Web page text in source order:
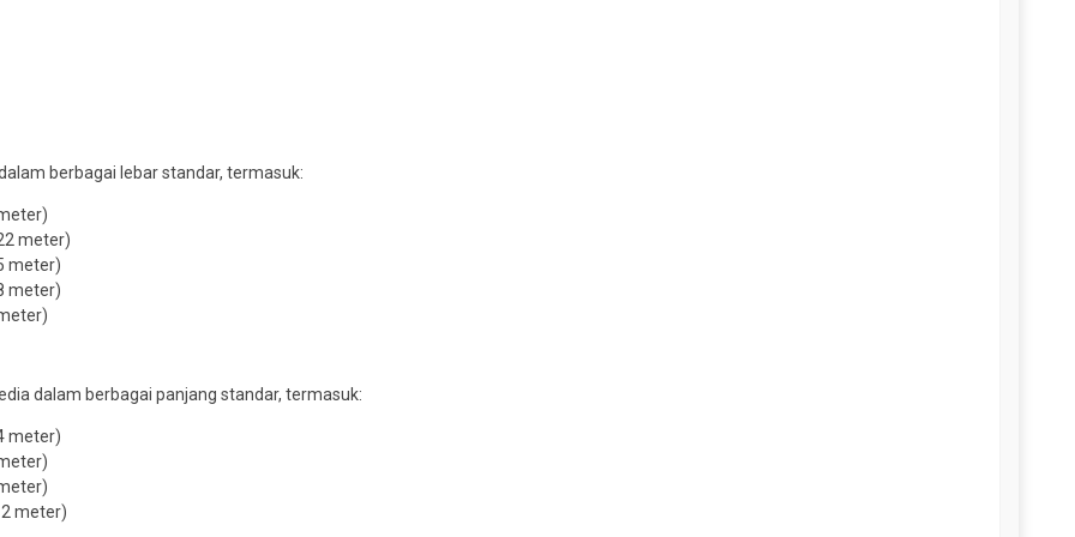
berbagai lebar standar, termasuk:
meter)
meter)
meter)
dalam berbagai panjang standar, termasuk:
meter)
meter)